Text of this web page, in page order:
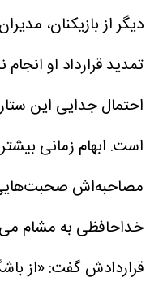
دیگر از بازیکنان،
تمدید قرارداد او انجام
احتمال جدایی این
است. ابهام زمانی
مصاحبه‌اش
خداحافظی به مشام
قراردادش گفت: «از